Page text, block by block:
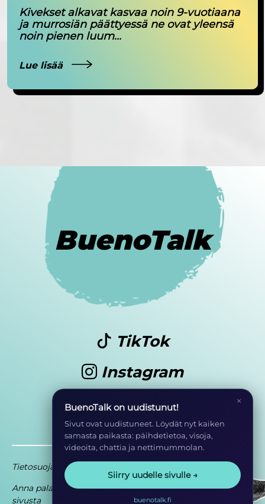
Kivekset alkavat kasvaa noin 9-vuotiaana
ja murrosiän päättyessä ne ovat yleensä
noin pienen luum...
Lue lisää
BuenoTalk
TikTok
Instagram
Youtube
Tietosuoja
Anna palautetta
sivusta
Osa EHYT ry:n
toimintaa
×
BuenoTalk on uudistunut!
Sivut ovat uudistuneet. Löydät nyt kaiken
samasta paikasta: päihdetietoa, visoja,
videoita, chattia ja nettimummolan.
Siirry uudelle sivulle →
buenotalk.fi